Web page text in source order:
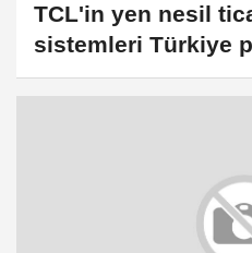
TCL'in yen nesil
sistemleri Türkiye